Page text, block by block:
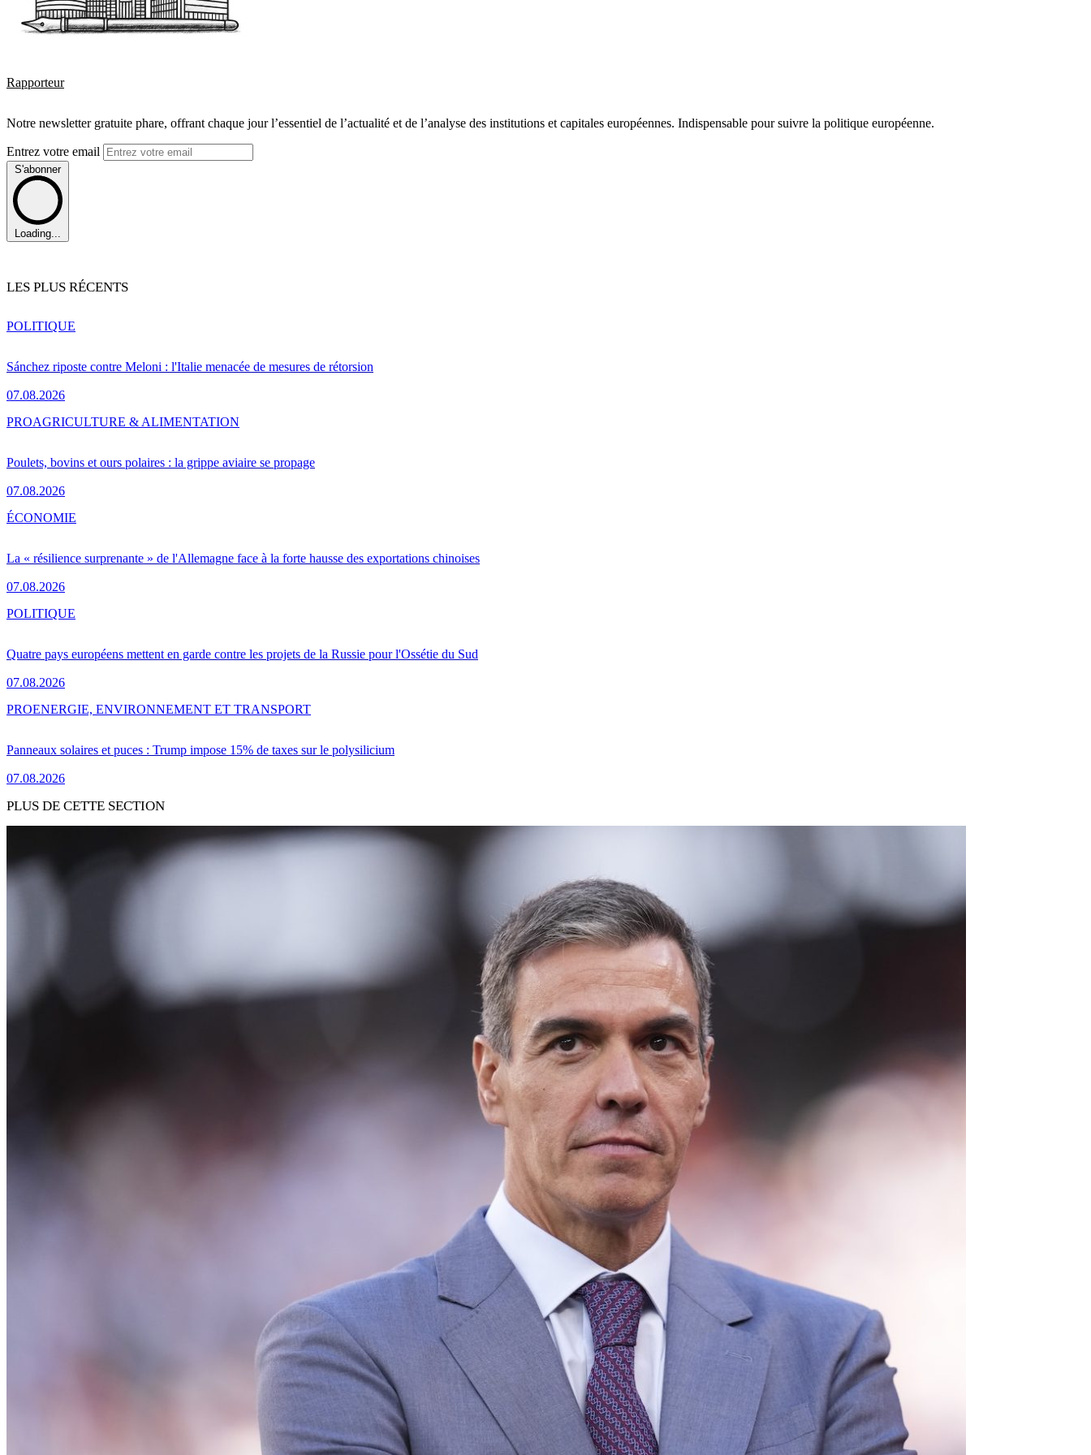
Rapporteur
Notre newsletter gratuite phare, offrant chaque jour l’essentiel de l’actualité et de l’analyse des institutions et capitales européennes. Indispensable pour suivre la politique européenne.
Entrez votre email
S'abonner
Loading...
LES PLUS RÉCENTS
Sánchez riposte contre Meloni : l'Italie menacée de mesures de rétorsion
07.08.2026
POLITIQUE
Poulets, bovins et ours polaires : la grippe aviaire se propage
07.08.2026
PROAGRICULTURE & ALIMENTATION
La « résilience surprenante » de l'Allemagne face à la forte hausse des exportations chinoises
07.08.2026
ÉCONOMIE
Quatre pays européens mettent en garde contre les projets de la Russie pour l'Ossétie du Sud
07.08.2026
POLITIQUE
Panneaux solaires et puces : Trump impose 15% de taxes sur le polysilicium
07.08.2026
PROENERGIE, ENVIRONNEMENT ET TRANSPORT
PLUS DE CETTE SECTION